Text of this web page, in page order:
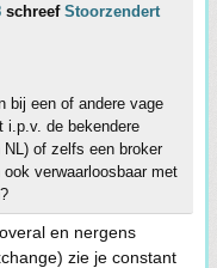
schreef Stoorzendert
bij een of andere vage
i.p.v. de bekendere
of zelfs een broker
verwaarloosbaar met
en nergens
zie je constant